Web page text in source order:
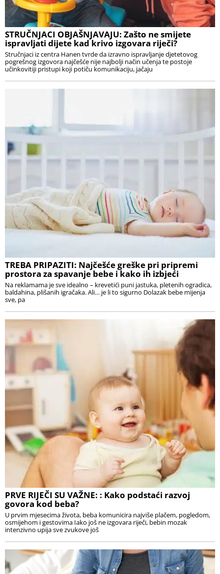
STRUČNJACI OBJAŠNJAVAJU: Zašto ne smijete
ispravljati dijete kad krivo izgovara riječi?
Stručnjaci iz centra Hanen tvrde da izravno ispravljanje djetetovog
pogrešnog izgovora najčešće nije najbolji način učenja te postoje
učinkovitiji pristupi koji potiču komunikaciju, jačaju
TREBA PRIPAZITI: Najčešće greške pri pripremi
prostora za spavanje bebe i kako ih izbjeći
Na reklamama je sve idealno – krevetići puni jastuka, pletenih ogradica,
baldahina, plišanih igračaka. Ali… je li to sigurno Dolazak bebe mijenja
sve, pa
PRVE RIJEČI SU VAŽNE: : Kako podstaći razvoj
govora kod beba?
U prvim mjesecima života, beba komunicira najviše plačem, pogledom,
osmijehom i gestovima Iako još ne izgovara riječi, bebin mozak
intenzivno upija sve zvukove još